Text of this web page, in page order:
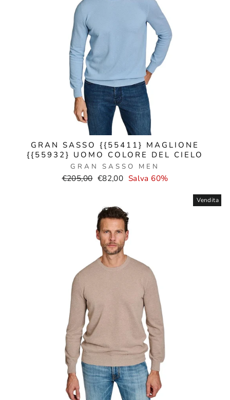
GRAN SASSO {{55411} MAGLIONE
{{55932} UOMO COLORE DEL CIELO
GRAN SASSO MEN
Prezzo
€205,00 Prezzo
€82,00 Salva 60%
Vendita